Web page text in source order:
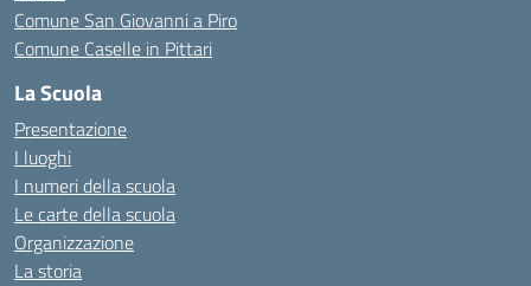
Comune San Giovanni a Piro
Comune Caselle in Pittari
La Scuola
Presentazione
I luoghi
I numeri della scuola
Le carte della scuola
Organizzazione
La storia